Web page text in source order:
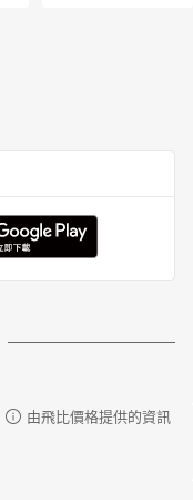
由飛比價格提供的資訊